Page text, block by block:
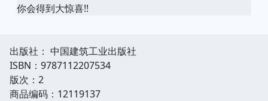
你会得到大惊喜!!
出版社： 中国建筑工业出版社
ISBN：9787112207534
版次：2
商品编码：12119137